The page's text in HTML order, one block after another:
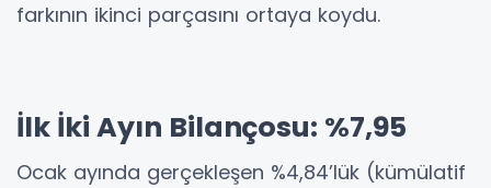
farkının ikinci parçasını ortaya koydu.
İlk İki Ayın Bilançosu: %7,95
Ocak ayında gerçekleşen %4,84’lük (kümülatif